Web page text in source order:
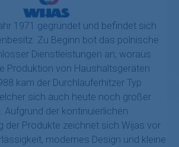
1971 gegründet und befindet sich
Zu Beginn bot das polnische
Dienstleistungen an, woraus
Produktion von Haushaltsgeräten
kam der Durchlauferhitzer Typ
sich auch heute noch großer
Aufgrund der kontinuierlichen
der Produkte zeichnet sich Wijas vor
modernes Design und kleine